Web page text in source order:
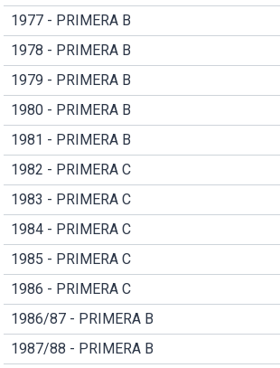
1977 - PRIMERA B
1978 - PRIMERA B
1979 - PRIMERA B
1980 - PRIMERA B
1981 - PRIMERA B
1982 - PRIMERA C
1983 - PRIMERA C
1984 - PRIMERA C
1985 - PRIMERA C
1986 - PRIMERA C
1986/87 - PRIMERA B
1987/88 - PRIMERA B